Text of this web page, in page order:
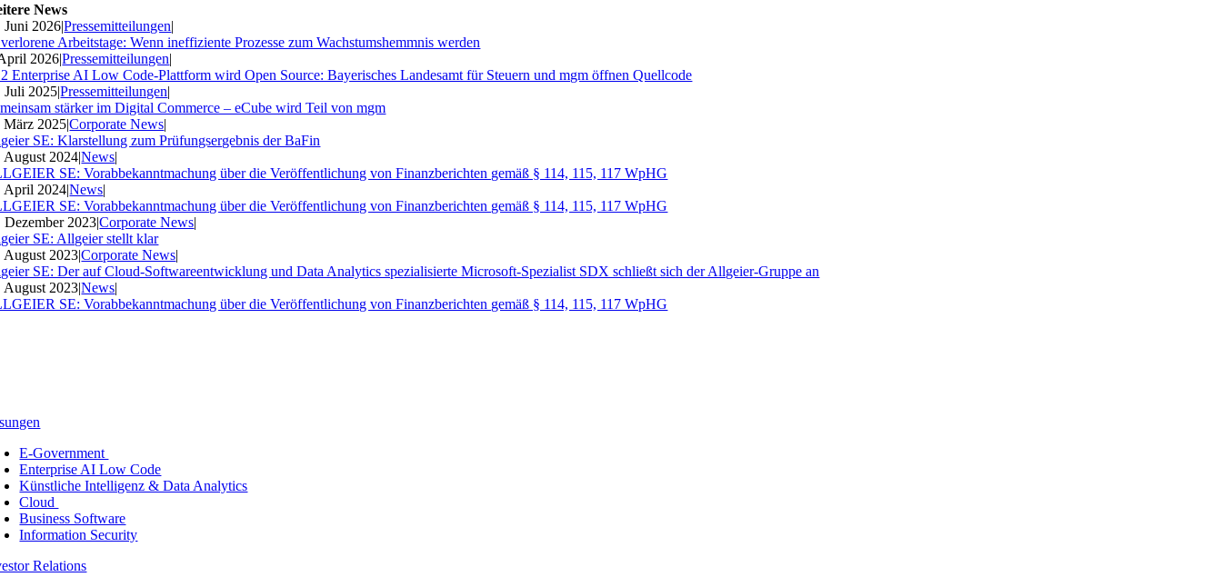
News
Juni 2026|Pressemitteilungen|
Arbeitstage: Wenn ineffiziente Prozesse zum Wachstumshemmnis werden
2026|Pressemitteilungen|
Enterprise AI Low Code-Plattform wird Open Source: Bayerisches Landesamt für Steuern und mgm öffnen Quellcode
Juli 2025|Pressemitteilungen|
stärker im Digital Commerce – eCube wird Teil von mgm
März 2025|Corporate News|
SE: Klarstellung zum Prüfungsergebnis der BaFin
August 2024|News|
SE: Vorabbekanntmachung über die Veröffentlichung von Finanzberichten gemäß § 114, 115, 117 WpHG
April 2024|News|
SE: Vorabbekanntmachung über die Veröffentlichung von Finanzberichten gemäß § 114, 115, 117 WpHG
Dezember 2023|Corporate News|
SE: Allgeier stellt klar
August 2023|Corporate News|
SE: Der auf Cloud-Softwareentwicklung und Data Analytics spezialisierte Microsoft-Spezialist SDX schließt sich der Allgeier-Gruppe an
August 2023|News|
SE: Vorabbekanntmachung über die Veröffentlichung von Finanzberichten gemäß § 114, 115, 117 WpHG
E-Government
Enterprise AI Low Code
Künstliche Intelligenz & Data Analytics
Cloud
Business Software
Information Security
Relations